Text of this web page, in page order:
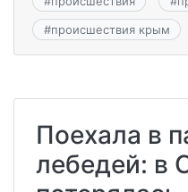
#происшествия крым
Поехала в
лебедей: в